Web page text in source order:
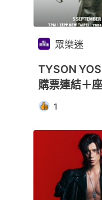
眾樂迷
TYSON
購票連結＋
1